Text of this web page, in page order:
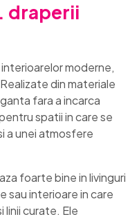
draperii
moderne,
din materiale
fara a incarca
spatii in care se
a unei atmosfere
foarte bine in livinguri
sau interioare in care
linii curate. Ele